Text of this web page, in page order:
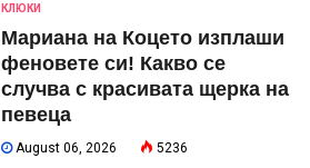
КЛЮКИ
Мариана на Коцето изплаши
феновете си! Какво се
случва с красивата щерка на
певеца
August 06, 2026 5236